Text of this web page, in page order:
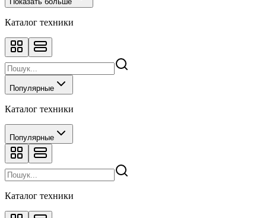
Каталог техники
Популярные
Каталог техники
Популярные
Каталог техники